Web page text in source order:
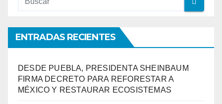
ENTRADAS RECIENTES
DESDE PUEBLA, PRESIDENTA SHEINBAUM
FIRMA DECRETO PARA REFORESTAR A
MÉXICO Y RESTAURAR ECOSISTEMAS